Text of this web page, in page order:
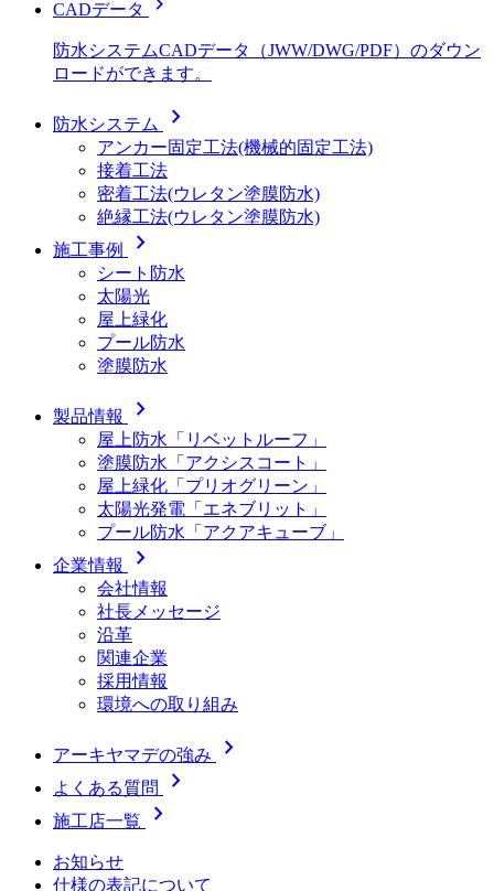
CADデータ
防水システムCADデータ（JWW/DWG/PDF）のダウン
ロードができます。
防水システム chevron_right
アンカー固定工法(機械的固定工法)
接着工法
密着工法(ウレタン塗膜防水)
絶縁工法(ウレタン塗膜防水)
施工事例
chevron_right
シート防水
太陽光
屋上緑化
プール防水
塗膜防水
製品情報 chevron_right
屋上防水「リベットルーフ」
塗膜防水「アクシスコート」
屋上緑化「プリオグリーン」
太陽光発電「エネブリット」
プール防水「アクアキューブ」
企業情報
chevron_right
会社情報
社長メッセージ
沿革
関連企業
採用情報
環境への取り組み
アーキヤマデの強み chevron_right
よくある質問 chevron_right
施工店一覧 chevron_right
お知らせ
仕様の表記について